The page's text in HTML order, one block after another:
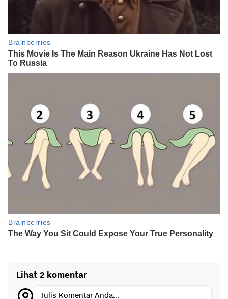
Lihat 2 komentar
Tulis Komentar Anda...